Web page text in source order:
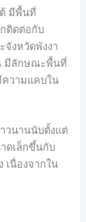
มีพื้นที่
ติดต่อกับ
งหวัดพังงา
มีลักษณะพื้นที่
ความแคบใน
วนานนับตั้งแต่
ดเล็กขึ้นกับ
เนื่องจากใน